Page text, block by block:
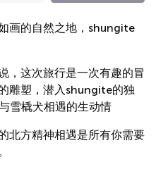
画的自然之地，shungite
，这次旅行是一次有趣的冒
雕塑，潜入shungite的独
雪橇犬相遇的生动情
北方精神相遇是所有你需要